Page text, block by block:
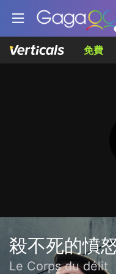
免費
殺不死的憤
Le Corps du délit